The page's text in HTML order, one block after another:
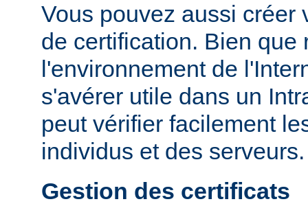
Vous pouvez aussi créer
de certification. Bien que
l'environnement de
s'avérer utile dans un
peut vérifier facilement
individus et des serveurs.
Gestion des certificats